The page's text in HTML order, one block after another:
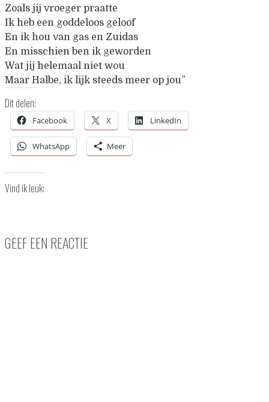
Zoals jij vroeger praatte
Ik heb een goddeloos geloof
En ik hou van gas en Zuidas
En misschien ben ik geworden
Wat jij helemaal niet wou
Maar Halbe, ik lijk steeds meer op jou”
Dit delen:
Facebook X LinkedIn
WhatsApp Meer
Vind ik leuk:
GEEF EEN REACTIE